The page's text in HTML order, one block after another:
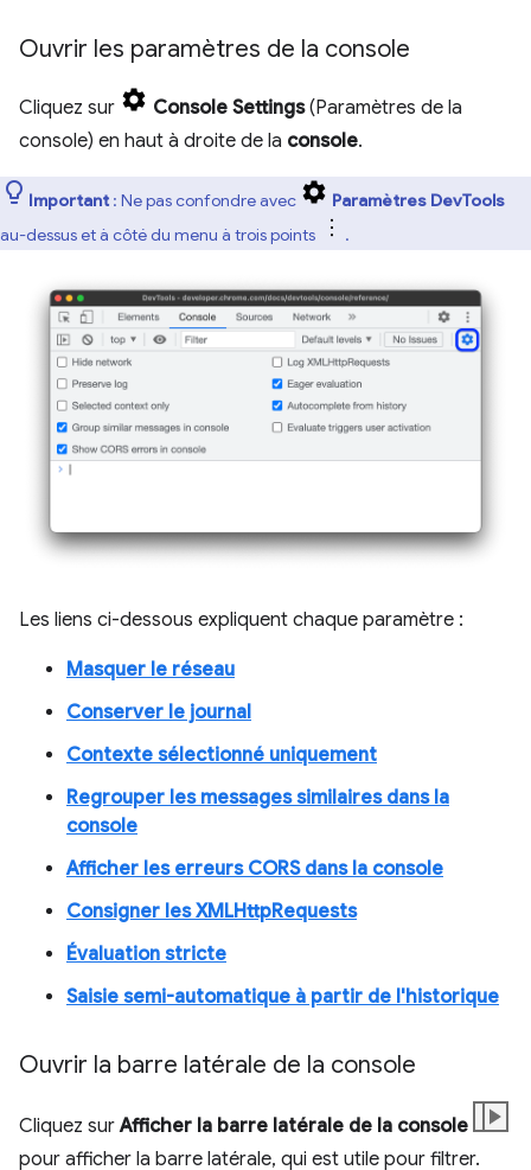
Ouvrir les paramètres de la console
Cliquez sur Console Settings(Paramètres de la
console) en haut à droite de la console.
Important : Ne pas confondre avec
Paramètres DevTools
au-dessus et à côté du menu à trois points
.
Les liens ci-dessous expliquent chaque paramètre :
Masquer le réseau
Conserver le journal
Contexte sélectionné uniquement
Regrouper les messages similaires dans la
console
Afficher les erreurs CORS dans la console
Consigner les XMLHttpRequests
Évaluation stricte
Saisie semi-automatique à partir de l'historique
Ouvrir la barre latérale de la console
Cliquez surAfficher la barre latérale de la console
pour afficher la barre latérale, qui est utile pour filtrer.